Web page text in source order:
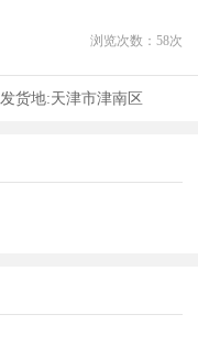
浏览次数： 58次
发货地:天津市津南区